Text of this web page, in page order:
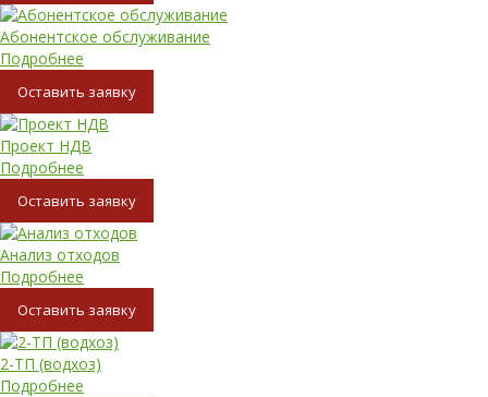
Абонентское обслуживание
Подробнее
Oставить заявку
Проект НДВ
Подробнее
Oставить заявку
Анализ отходов
Подробнее
Oставить заявку
2-ТП (водхоз)
Подробнее